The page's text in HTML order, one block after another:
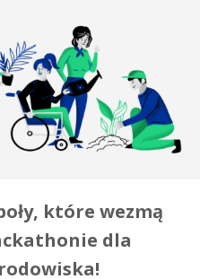
które wezmą
dla